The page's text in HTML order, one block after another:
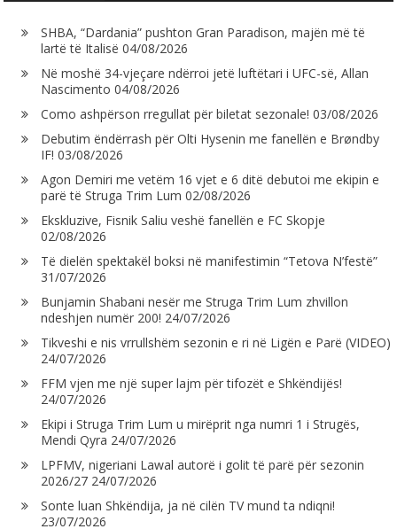
SHBA, “Dardania” pushton Gran Paradison, majën më të
lartë të Italisë 04/08/2026
Në moshë 34-vjeçare ndërroi jetë luftëtari i UFC-së, Allan
Nascimento 04/08/2026
Como ashpërson rregullat për biletat sezonale! 03/08/2026
Debutim ëndërrash për Olti Hysenin me fanellën e Brøndby
IF! 03/08/2026
Agon Demiri me vetëm 16 vjet e 6 ditë debutoi me ekipin e
parë të Struga Trim Lum 02/08/2026
Ekskluzive, Fisnik Saliu veshë fanellën e FC Skopje
02/08/2026
Të dielën spektakël boksi në manifestimin “Tetova N’festë”
31/07/2026
Bunjamin Shabani nesër me Struga Trim Lum zhvillon
ndeshjen numër 200! 24/07/2026
Tikveshi e nis vrrullshëm sezonin e ri në Ligën e Parë (VIDEO)
24/07/2026
FFM vjen me një super lajm për tifozët e Shkëndijës!
24/07/2026
Ekipi i Struga Trim Lum u mirëprit nga numri 1 i Strugës,
Mendi Qyra 24/07/2026
LPFMV, nigeriani Lawal autorë i golit të parë për sezonin
2026/27 24/07/2026
Sonte luan Shkëndija, ja në cilën TV mund ta ndiqni!
23/07/2026